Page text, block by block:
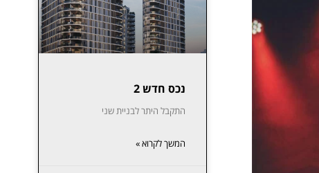
נכס חדש 2
התקבל היתר לבניית שני
המשך לקרוא »